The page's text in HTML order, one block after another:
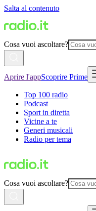
Salta al contenuto
Cosa vuoi ascoltare?
Aprire l'appScoprire Prime
Top 100 radio
Podcast
Sport in diretta
Vicine a te
Generi musicali
Radio per tema
Cosa vuoi ascoltare?